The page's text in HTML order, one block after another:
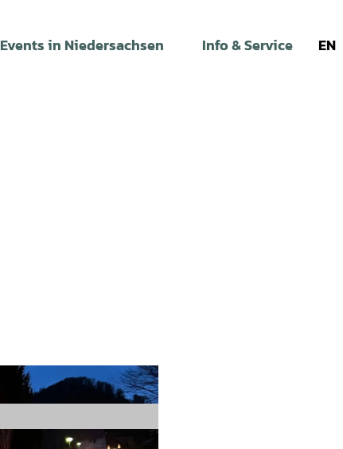
Events in Niedersachsen Info & Service EN